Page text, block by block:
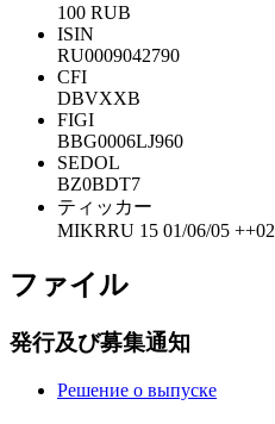
100 RUB
ISIN
RU0009042790
CFI
DBVXXB
FIGI
BBG0006LJ960
SEDOL
BZ0BDT7
ティッカー
MIKRRU 15 01/06/05 ++02
ファイル
発行及び募集通知
Решение о выпуске